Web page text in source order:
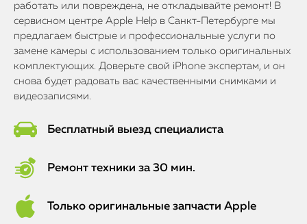
работать или повреждена, не откладывайте ремонт! В
сервисном центре Apple Help в Санкт-Петербурге мы
предлагаем быстрые и профессиональные услуги по
замене камеры с использованием только оригинальных
комплектующих. Доверьте свой iPhone экспертам, и он
снова будет радовать вас качественными снимками и
видеозаписями.
Бесплатный выезд специалиста
Ремонт техники за 30 мин.
Только оригинальные запчасти Apple